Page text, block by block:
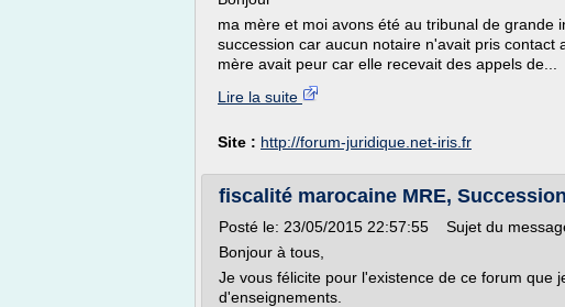
ma mère et moi avons été au tribunal de grande
succession car aucun notaire n'avait pris contact
mère avait peur car elle recevait des appels de...
Lire la suite
Site : http://forum-juridique.net-iris.fr
fiscalité marocaine MRE,
Posté le: 23/05/2015 22:57:55 Sujet du
Bonjour à tous,
Je vous félicite pour l'existence de ce forum que
d'enseignements.